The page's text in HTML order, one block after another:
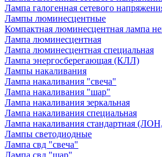
Лампа галогенная сетевого
Лампы люминесцентные
Компактная люминесцентная лампа
Лампа люминесцентная
Лампа люминесцентная специальная
Лампа энергосберегающая (КЛЛ)
Лампы накаливания
Лампа накаливания "свеча"
Лампа накаливания "шар"
Лампа накаливания зеркальная
Лампа накаливания специальная
Лампа накаливания стандартная
Лампы светодиодные
Лампа свд "свеча"
Лампа свд "шар"